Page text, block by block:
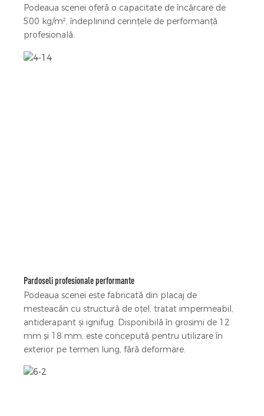
Podeaua scenei oferă o capacitate de încărcare de
500 kg/m², îndeplinind cerințele de performanță
profesională.
Pardoseli profesionale performante
Podeaua scenei este fabricată din placaj de
mesteacăn cu structură de oțel, tratat impermeabil,
antiderapant și ignifug. Disponibilă în grosimi de 12
mm și 18 mm, este concepută pentru utilizare în
exterior pe termen lung, fără deformare.